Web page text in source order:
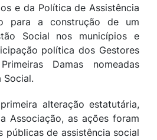
e da Política de Assistência
para a construção de um
Social nos municípios e
política dos Gestores
Damas nomeadas
Social.
alteração estatutária,
Associação, as ações foram
públicas de assistência social